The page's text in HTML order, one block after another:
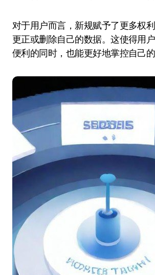
对于用户而言，新规赋予了更多权利
更正或删除自己的数据。这使得用
便利的同时，也能更好地掌控自己的